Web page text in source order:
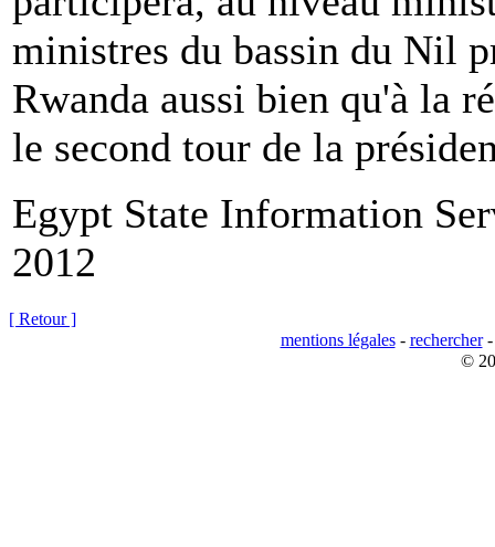
ministres du bassin du Nil
Rwanda aussi bien qu'à la
le second tour de la
Egypt State Information
2012
[ Retour ]
mentions légales- rechercher
©